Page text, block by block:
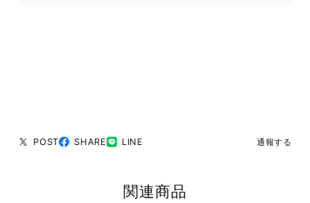
POST SHARE LINE 通報する
関連商品